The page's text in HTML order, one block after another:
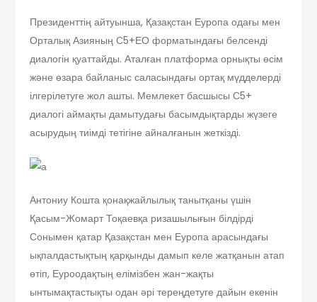
Президенттің айтуынша, Қазақстан Еуропа одағы мен
Орталық Азияның С5+ЕО форматындағы белсенді
диалогін қуаттайды. Аталған платформа орнықты өсім
және өзара байланыс саласындағы ортақ мүдделерді
ілгерілетуге жол ашты. Мемлекет басшысы С5+
диалогі аймақты дамытудағы басымдықтарды жүзеге
асырудың тиімді тетігіне айналғанын жеткізді.
Антониу Кошта қонақжайлылық танытқаны үшін
Қасым-Жомарт Тоқаевқа ризашылығын білдірді
Сонымен қатар Қазақстан мен Еуропа арасындағы
ықпалдастықтың қар­қын­ды дамып келе жатқанын атап
өтіп, Еуроодақтың елімізбен жан-жақты
ынтымақтастықты одан әрі тереңдетуге дайын екенін